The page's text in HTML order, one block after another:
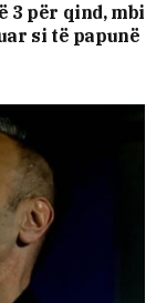
3 për qind, mbi
si të papunë